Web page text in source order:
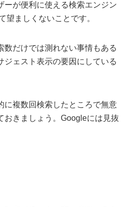
ーが便利に使える検索エンジン
望ましくないことです。
数だけでは測れない事情もある
ジェスト表示の要因にしている
に複数回検索したところで無意
おきましょう。Googleには見抜